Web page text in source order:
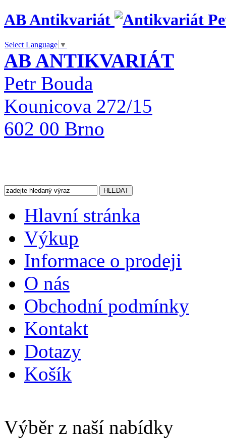
AB Antikvariát
Select Language ▼
AB ANTIKVARIÁT
Petr Bouda
Kounicova 272/15
602 00 Brno
Hlavní stránka
Výkup
Informace o prodeji
O nás
Obchodní podmínky
Kontakt
Dotazy
Košík
Výběr z naší nabídky